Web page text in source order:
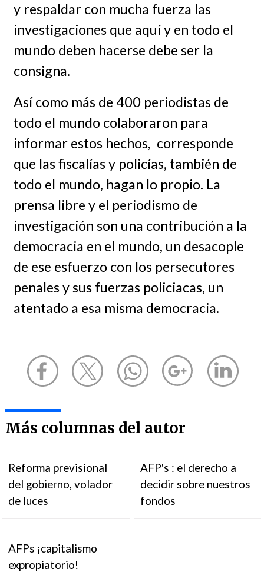
y respaldar con mucha fuerza las
investigaciones que aquí y en todo el
mundo deben hacerse debe ser la
consigna.
Así como más de 400 periodistas de
todo el mundo colaboraron para
informar estos hechos, corresponde
que las fiscalías y policías, también de
todo el mundo, hagan lo propio. La
prensa libre y el periodismo de
investigación son una contribución a la
democracia en el mundo, un desacople
de ese esfuerzo con los persecutores
penales y sus fuerzas policiacas, un
atentado a esa misma democracia.
Más columnas del autor
Reforma previsional
del gobierno, volador
de luces
AFP's : el derecho a
decidir sobre nuestros
fondos
AFPs ¡capitalismo
expropiatorio!